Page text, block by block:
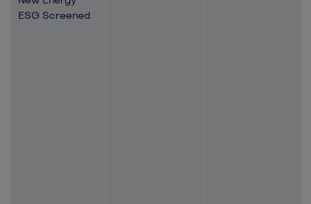
ESG Screened